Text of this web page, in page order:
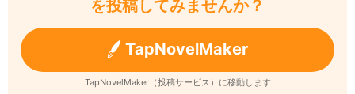
を投稿してみませんか？
TapNovelMaker
TapNovelMaker（投稿サービス）に移動します